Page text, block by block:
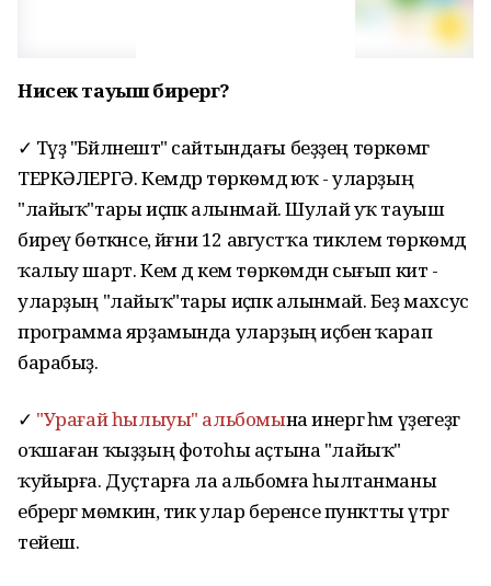
Нисек тауыш бирергә?
✓ Тәүҙә "Бәйләнештә" сайтындағы беҙҙең төркөмгә
ТЕРКӘЛЕРГӘ. Кемдәр төркөмдә юҡ - уларҙың
"лайыҡ"тары иҫәпкә алынмай. Шулай уҡ тауыш
биреү бөткәнсе, йәғни 12 августҡа тиклем төркөмдә
ҡалыу шарт. Кем дә кем төркөмдән сығып китә -
уларҙың "лайыҡ"тары иҫәпкә алынмай. Беҙ махсус
программа ярҙамында уларҙың иҫәбен ҡарап
барабыҙ.
✓ "Урағай һылыуы" альбомына инергә һәм үҙегеҙгә
оҡшаған ҡыҙҙың фотоһы аҫтына "лайыҡ"
ҡуйырға. Дуҫтарға ла альбомға һылтанманы
ебәрергә мөмкин, тик улар беренсе пунктты үтәргә
тейеш.